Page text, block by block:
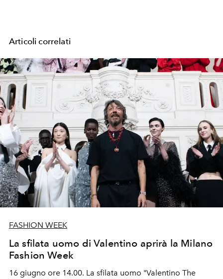
Articoli correlati
FASHION WEEK
La sfilata uomo di Valentino aprirà la Milano
Fashion Week
16 giugno ore 14.00. La sfilata uomo "Valentino The